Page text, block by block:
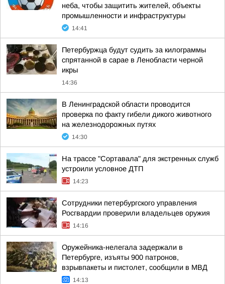
неба, чтобы защитить жителей, объекты
промышленности и инфраструктуры
14:41
Петербуржца будут судить за килограммы
спрятанной в сарае в Ленобласти черной
икры
14:36
В Ленинградской области проводится
проверка по факту гибели дикого животного
на железнодорожных путях
14:30
На трассе "Сортавала" для экстренных служб
устроили условное ДТП
14:23
Сотрудники петербургского управления
Росгвардии проверили владельцев оружия
14:16
Оружейника-нелегала задержали в
Петербурге, изъяты 900 патронов,
взрывпакеты и пистолет, сообщили в МВД
14:13